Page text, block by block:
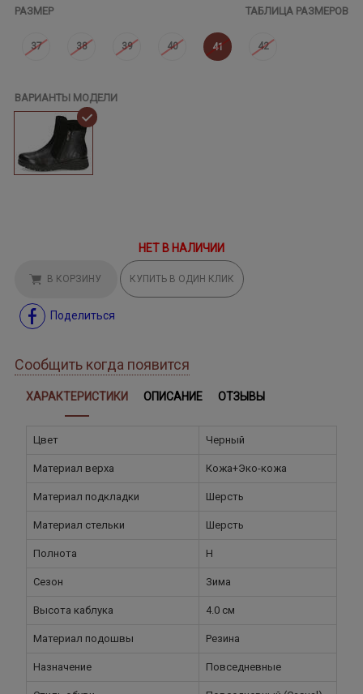
РАЗМЕР ТАБЛИЦА РАЗМЕРОВ
37 38 39 40 41 42
ВАРИАНТЫ МОДЕЛИ
НЕТ В НАЛИЧИИ
В КОРЗИНУ КУПИТЬ В ОДИН КЛИК
Поделиться
Сообщить когда появится
ХАРАКТЕРИСТИКИ ОПИСАНИЕ ОТЗЫВЫ
Цвет Черный
Материал верха Кожа+Эко-кожа
Материал подкладки Шерсть
Материал стельки Шерсть
Полнота H
Сезон Зима
Высота каблука 4.0 см
Материал подошвы Резина
Назначение Повседневные